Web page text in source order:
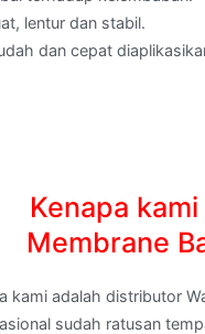
lentur dan stabil.
dan cepat
Kenapa
Membrane
kami adalah distributor
sudah ratusan